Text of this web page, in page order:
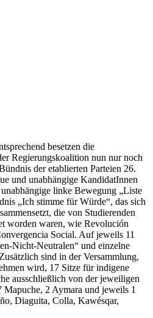
besetzen die
Regierungskoalition nun nur noch
der etablierten Parteien 26.
und unabhängige KandidatInnen
linke Bewegung „Liste
„Ich stimme für Würde“, das sich
die von Studierenden
worden waren, wie Revolución
Social. Auf jeweils 11
Nicht-Neutralen“ und einzelne
sind in der Versammlung,
wird, 17 Sitze für indigene
ausschließlich von der jeweiligen
2 Aymara und jeweils 1
Diaguita, Colla, Kawésqar,